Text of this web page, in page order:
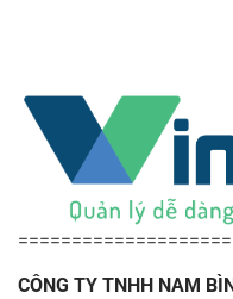
CÔNG TY TNHH NAM